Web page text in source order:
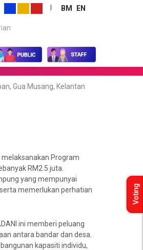
| BM
EN
Gua Musang, Kelantan
Program
RM2.5 juta.
yang mempunyai
memerlukan perhatian
ini memberi peluang
antara bandar dan desa.
kapasiti individu,
Voting